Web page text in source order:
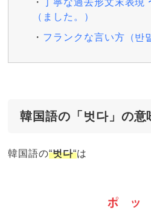
（ました。）
フランクな言い方（반
韓国語の「벗다」の意
韓国語の“벗다“は